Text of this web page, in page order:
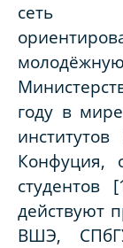
сеть
году в
Конфуция,
студентов
действуют
ВШЭ,